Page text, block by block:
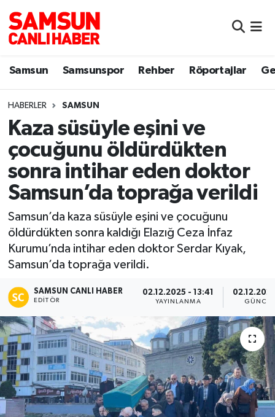
Samsun Samsunspor Rehber Röportajlar
HABERLER SAMSUN
Kaza süsüyle eşini ve
çocuğunu öldürdükten
sonra intihar eden doktor
Samsun’da toprağa verildi
Samsun’da kaza süsüyle eşini ve çocuğunu
öldürdükten sonra kaldığı Elazığ Ceza İnfaz
Kurumu’nda intihar eden doktor Serdar Kıyak,
Samsun’da toprağa verildi.
SAMSUN CANLI HABER
EDITÖR
02.12.2025 - 13:41
YAYINLANMA
Samsun
Sokak Röportajları
Genel
Dünya
Eğitim
Sağlık
Yemek
Manşet Haberi
Samsun Nöbetçi Eczaneler
Samsun Hava Durumu
Samsun Namaz Vakitleri
Samsun Trafik Yoğunluk Haritası
Süper Lig Puan Durumu ve Fikstür
Tüm Manşetler
Son Dakika Haberleri
Haber Arşivi